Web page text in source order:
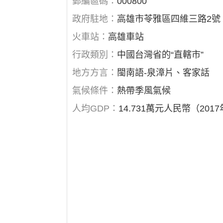
政府駐地： 高雄市苓雅區四維三路2號
火車站： 高雄車站
行政類別： 中國台灣省的“直轄市”
地方方言： 閩南語-泉漳片、客家話
氣候條件： 熱帶季風氣候
人均GDP： 14.731萬元人民幣（2017